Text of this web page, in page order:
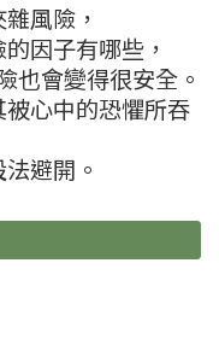
風險，
因子有哪些，
也會變得很安全。
心中的恐懼所吞
避開。